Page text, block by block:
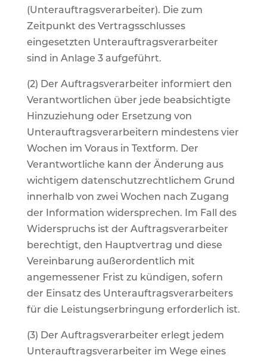
(Unterauftragsverarbeiter). Die zum
Zeitpunkt des Vertragsschlusses
eingesetzten Unterauftragsverarbeiter
sind in Anlage 3 aufgeführt.
(2) Der Auftragsverarbeiter informiert den
Verantwortlichen über jede beabsichtigte
Hinzuziehung oder Ersetzung von
Unterauftragsverarbeitern mindestens vier
Wochen im Voraus in Textform. Der
Verantwortliche kann der Änderung aus
wichtigem datenschutzrechtlichem Grund
innerhalb von zwei Wochen nach Zugang
der Information widersprechen. Im Fall des
Widerspruchs ist der Auftragsverarbeiter
berechtigt, den Hauptvertrag und diese
Vereinbarung außerordentlich mit
angemessener Frist zu kündigen, sofern
der Einsatz des Unterauftragsverarbeiters
für die Leistungserbringung erforderlich ist.
(3) Der Auftragsverarbeiter erlegt jedem
Unterauftragsverarbeiter im Wege eines